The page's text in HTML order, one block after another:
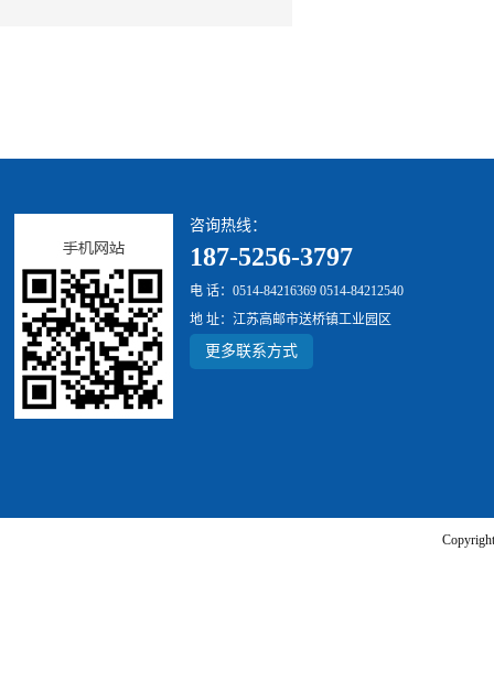
咨询热线：
187-5256-3797
电 话：0514-84216369 0514-84212540
地 址：江苏高邮市送桥镇工业园区
更多联系方式